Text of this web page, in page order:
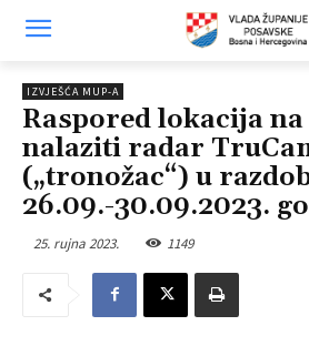
IZVJEŠĆA MUP-A
Raspored lokacija
nalaziti radar
(„tronožac“) u
26.09.-30.09.2023.
25. rujna 2023. 1149